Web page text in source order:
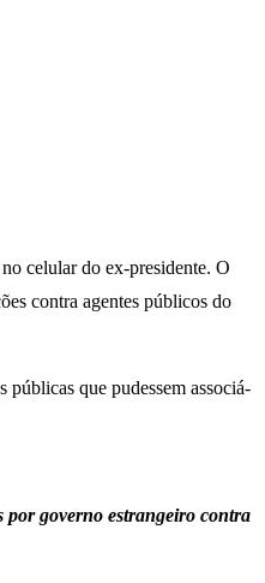
celular do ex-presidente. O
contra agentes públicos do
que pudessem associá-
por governo estrangeiro contra